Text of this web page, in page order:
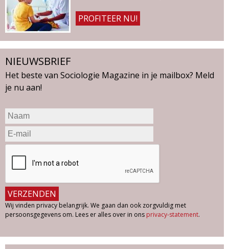
z
i
n
e
PROFITEER NU!
NIEUWSBRIEF
Het beste van Sociologie Magazine in je mailbox? Meld
je nu aan!
Wij vinden privacy belangrijk. We gaan dan ook zorgvuldig met
persoonsgegevens om. Lees er alles over in ons privacy-statement.